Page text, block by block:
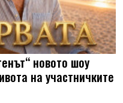
новото шоу
на участничките